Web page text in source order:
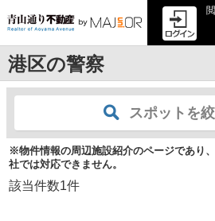
港区の警察
スポットを
※物件情報の周辺施設紹介のページであり
社では対応できません。
該当件数1件